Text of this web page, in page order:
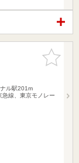
お気に入
りに追加
ル駅201m
線、東京モノレー